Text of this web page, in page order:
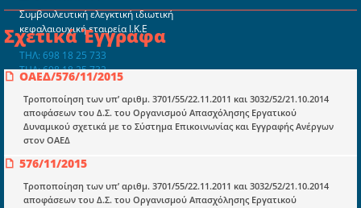
Σχετικά Έγγραφα
ΟΑΕΔ/576/11/2015
Τροποποίηση των υπ’ αριθμ. 3701/55/22.11.2011 και 3032/52/21.10.2014
αποφάσεων του Δ.Σ. του Οργανισμού Απασχόλησης Εργατικού
Δυναμικού σχετικά με το Σύστημα Επικοινωνίας και Εγγραφής Ανέργων
στον ΟΑΕΔ
576/11/2015
Τροποποίηση των υπ’ αριθμ. 3701/55/22.11.2011 και 3032/52/21.10.2014
αποφάσεων του Δ.Σ. του Οργανισμού Απασχόλησης Εργατικού
Συμβουλευτική ελεγκτική ιδιωτική
κεφαλαιουχική εταιρεία Ι.Κ.Ε
ΤΗΛ: 698 18 25 733
ΤΗΛ: 698 18 25 732
mydocmangr@gmail.com
Docman.gr
Ποιοί είμαστε;
Μια πολυετής εθελοντική προσπάθεια που
μετατράπηκε σε επιχειρηματική οντότητα και φιλοδοξεί να συμβάλλει
στην διάδοση της γνώσης.